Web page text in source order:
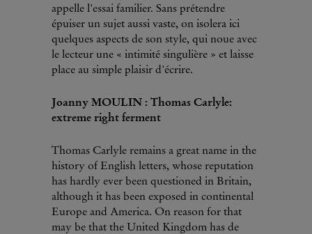
appelle l'essai familier. Sans prétendre
épuiser un sujet aussi vaste, on isolera ici
quelques aspects de son style, qui noue avec
le lecteur une « intimité singulière » et laisse
place au simple plaisir d'écrire.
Joanny MOULIN : Thomas Carlyle:
extreme right ferment
Thomas Carlyle remains a great name in the
history of English letters, whose reputation
has hardly ever been questioned in Britain,
although it has been exposed in continental
Europe and America. On reason for that
may be that the United Kingdom has de